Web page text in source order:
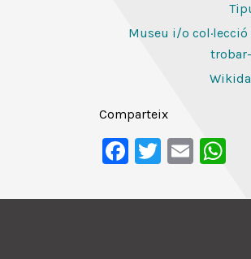
Museu i/o col·lecció
Comparteix
Facebook
Twitter
Email